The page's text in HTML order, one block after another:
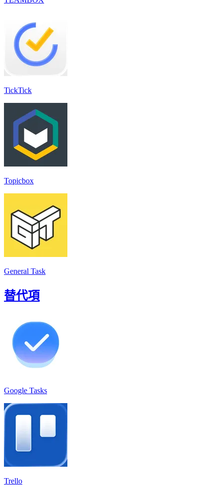
TickTick
Topicbox
General Task
替代項
Google Tasks
Trello